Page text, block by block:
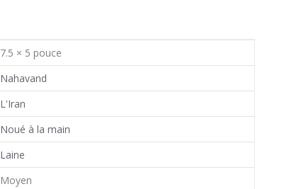
7.5 × 5 pouce
Nahavand
L'Iran
Noué à la main
Laine
Moyen